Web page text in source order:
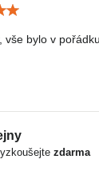
5
vše bylo v
zdarma